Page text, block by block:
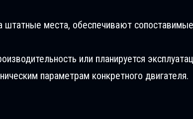
штатные места, обеспечивают
или планируется
параметрам конкретного двигателя.